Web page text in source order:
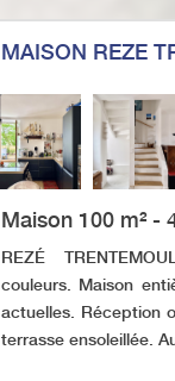
MAISON REZE
Maison 100 m² -
REZÉ
couleurs. Maison
actuelles. Réception
terrasse ensoleillée.